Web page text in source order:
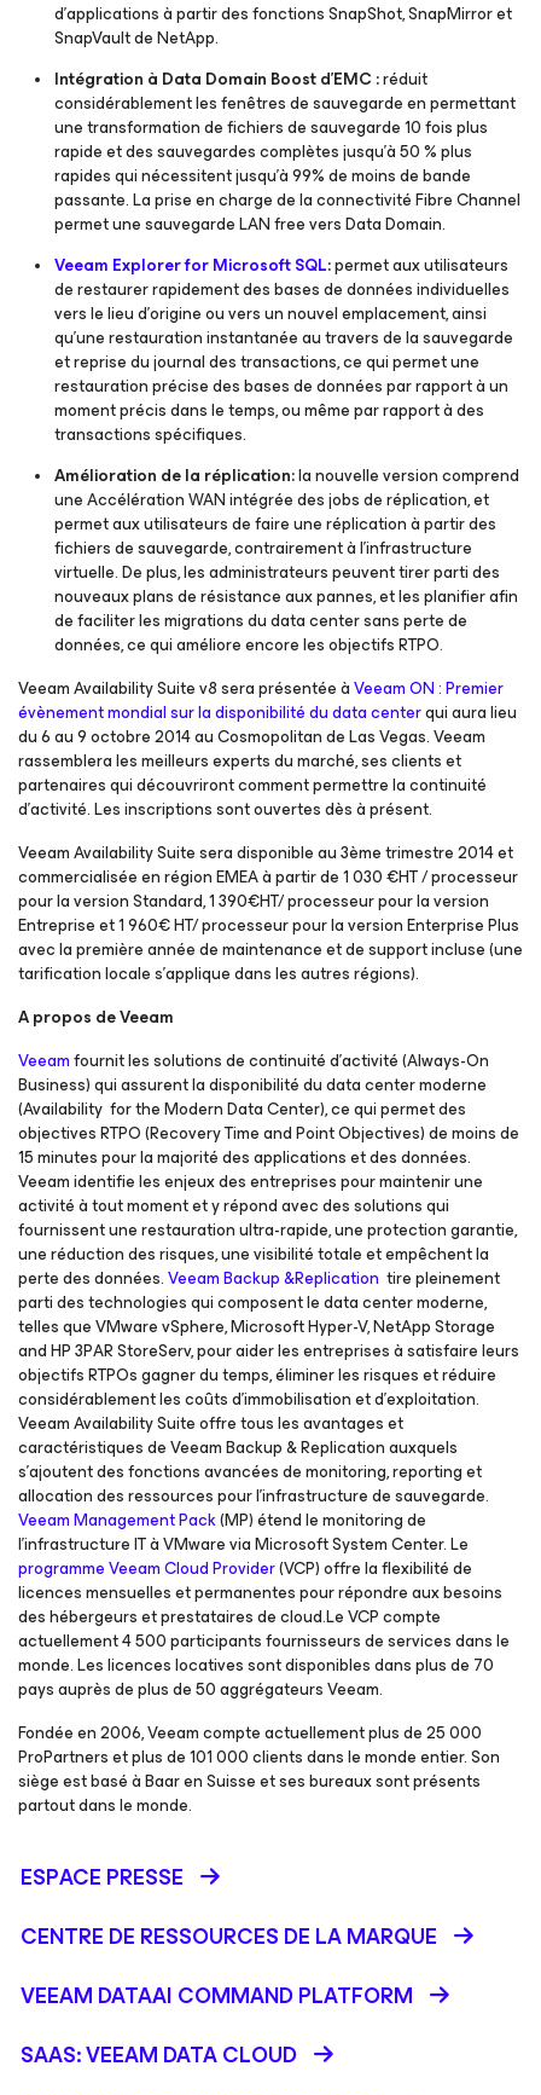
d’applications à partir des fonctions SnapShot, SnapMirror et
SnapVault de NetApp.
Intégration à Data Domain Boost d’EMC :réduit
considérablement les fenêtres de sauvegarde en permettant
une transformation de fichiers de sauvegarde 10 fois plus
rapide et des sauvegardes complètes jusqu’à 50 % plus
rapides qui nécessitent jusqu’à 99% de moins de bande
passante. La prise en charge de la connectivité Fibre Channel
permet une sauvegarde LAN free vers Data Domain.
Veeam Explorer for Microsoft SQL:permet aux utilisateurs
de restaurer rapidement des bases de données individuelles
vers le lieu d’origine ou vers un nouvel emplacement, ainsi
qu’une restauration instantanée au travers de la sauvegarde
et reprise du journal des transactions, ce qui permet une
restauration précise des bases de données par rapport à un
moment précis dans le temps, ou même par rapport à des
transactions spécifiques.
Amélioration de la réplication:la nouvelle version comprend
une Accélération WAN intégrée des jobs de réplication, et
permet aux utilisateurs de faire une réplication à partir des
fichiers de sauvegarde, contrairement à l’infrastructure
virtuelle. De plus, les administrateurs peuvent tirer parti des
nouveaux plans de résistance aux pannes, et les planifier afin
de faciliter les migrations du data center sans perte de
données, ce qui améliore encore les objectifs RTPO.
Veeam Availability Suite v8 sera présentée àVeeam ON : Premier
évènement mondial sur la disponibilité du data centerqui aura lieu
du 6 au 9 octobre 2014 au Cosmopolitan de Las Vegas. Veeam
rassemblera les meilleurs experts du marché, ses clients et
partenaires qui découvriront comment permettre la continuité
d’activité. Les inscriptions sont ouvertes dès à présent.
Veeam Availability Suite sera disponible au 3ème trimestre 2014 et
commercialisée en région EMEA à partir de 1 030 €HT / processeur
pour la version Standard, 1 390€HT/ processeur pour la version
Entreprise et 1 960€ HT/ processeur pour la version Enterprise Plus
avec la première année de maintenance et de support incluse (une
tarification locale s’applique dans les autres régions).
A propos de Veeam
Veeamfournit les solutions de continuité d’activité (Always-On
Business) qui assurent la disponibilité du data center moderne
(Availability for the Modern Data Center), ce qui permet des
objectives RTPO (Recovery Time and Point Objectives) de moins de
15 minutes pour la majorité des applications et des données.
Veeam identifie les enjeux des entreprises pour maintenir une
activité à tout moment et y répond avec des solutions qui
fournissent une restauration ultra-rapide, une protection garantie,
une réduction des risques, une visibilité totale et empêchent la
perte des données.Veeam Backup &Replication tire pleinement
parti des technologies qui composent le data center moderne,
telles que VMware vSphere, Microsoft Hyper-V, NetApp Storage
and HP 3PAR StoreServ, pour aider les entreprises à satisfaire leurs
objectifs RTPOs gagner du temps, éliminer les risques et réduire
considérablement les coûts d’immobilisation et d’exploitation.
Veeam Availability Suite offre tous les avantages et
caractéristiques de Veeam Backup & Replication auxquels
s’ajoutent des fonctions avancées de monitoring, reporting et
allocation des ressources pour l’infrastructure de sauvegarde.
Veeam Management Pack(MP) étend le monitoring de
l’infrastructure IT à VMware via Microsoft System Center. Le
programme Veeam Cloud Provider(VCP) offre la flexibilité de
licences mensuelles et permanentes pour répondre aux besoins
des hébergeurs et prestataires de cloud.Le VCP compte
actuellement 4 500 participants fournisseurs de services dans le
monde. Les licences locatives sont disponibles dans plus de 70
pays auprès de plus de 50 aggrégateurs Veeam.
Fondée en 2006, Veeam compte actuellement plus de 25 000
ProPartners et plus de 101 000 clients dans le monde entier. Son
siège est basé à Baar en Suisse et ses bureaux sont présents
partout dans le monde.
ESPACE PRESSE
CENTRE DE RESSOURCES DE LA MARQUE
VEEAM DATAAI COMMAND PLATFORM
SAAS: VEEAM DATA CLOUD